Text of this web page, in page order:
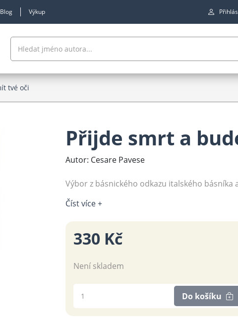
Blog Výkup
tvé oči
Přijde smrt a
Autor: Cesare Pavese
Výbor z básnického odkazu italského básníka
Číst více +
330 Kč
Není skladem
Do košíku